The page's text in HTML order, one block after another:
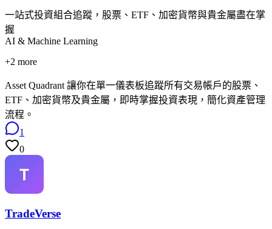
一站式投資組合追蹤，股票、ETF、加密貨幣與貴金屬盡在掌
握
AI & Machine Learning
+2 more
Asset Quadrant 讓你在單一儀表板追蹤所有交易帳戶的股票、
ETF、加密貨幣及貴金屬，即時掌握投資表現，簡化資產管理
流程。
1
0
TradeVerse